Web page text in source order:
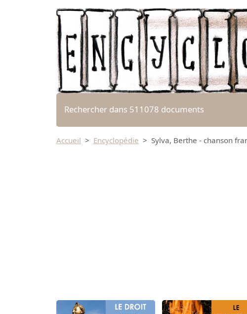
Rechercher dans 511078 documents
Accueil Encyclopédie Sylva, Berthe - chanson